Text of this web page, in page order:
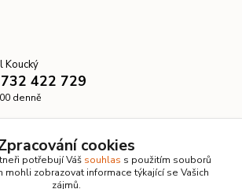
Koucký
422 729
denně
cookies
potřebují Váš souhlas s použitím souborů
mohli zobrazovat informace týkající se Vašich
zájmů.